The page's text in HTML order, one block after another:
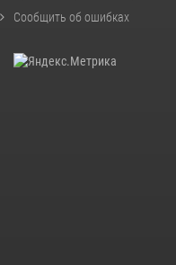
Сообщить об ошибках